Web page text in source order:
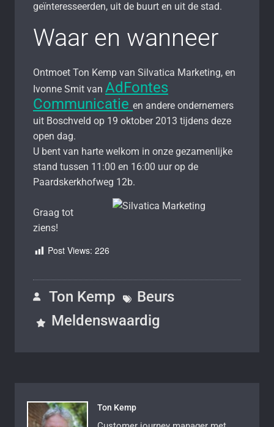
geïnteresseerden, uit de buurt en uit de stad.
Waar en wanneer
Ontmoet Ton Kemp van Silvatica Marketing, en
Ivonne Smit van AdFontes
Communicatie en andere ondernemers
uit Boschveld op 19 oktober 2013 tijdens deze
open dag.
U bent van harte welkom in onze gezamenlijke
stand tussen 11:00 en 16:00 uur op de
Paardskerkhofweg 12b.
Graag tot
ziens!
Post Views: 226
Ton Kemp
Beurs
Meldenswaardig
Ton Kemp